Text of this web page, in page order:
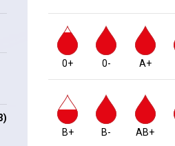
0+ 0- A+
B+ B- AB+